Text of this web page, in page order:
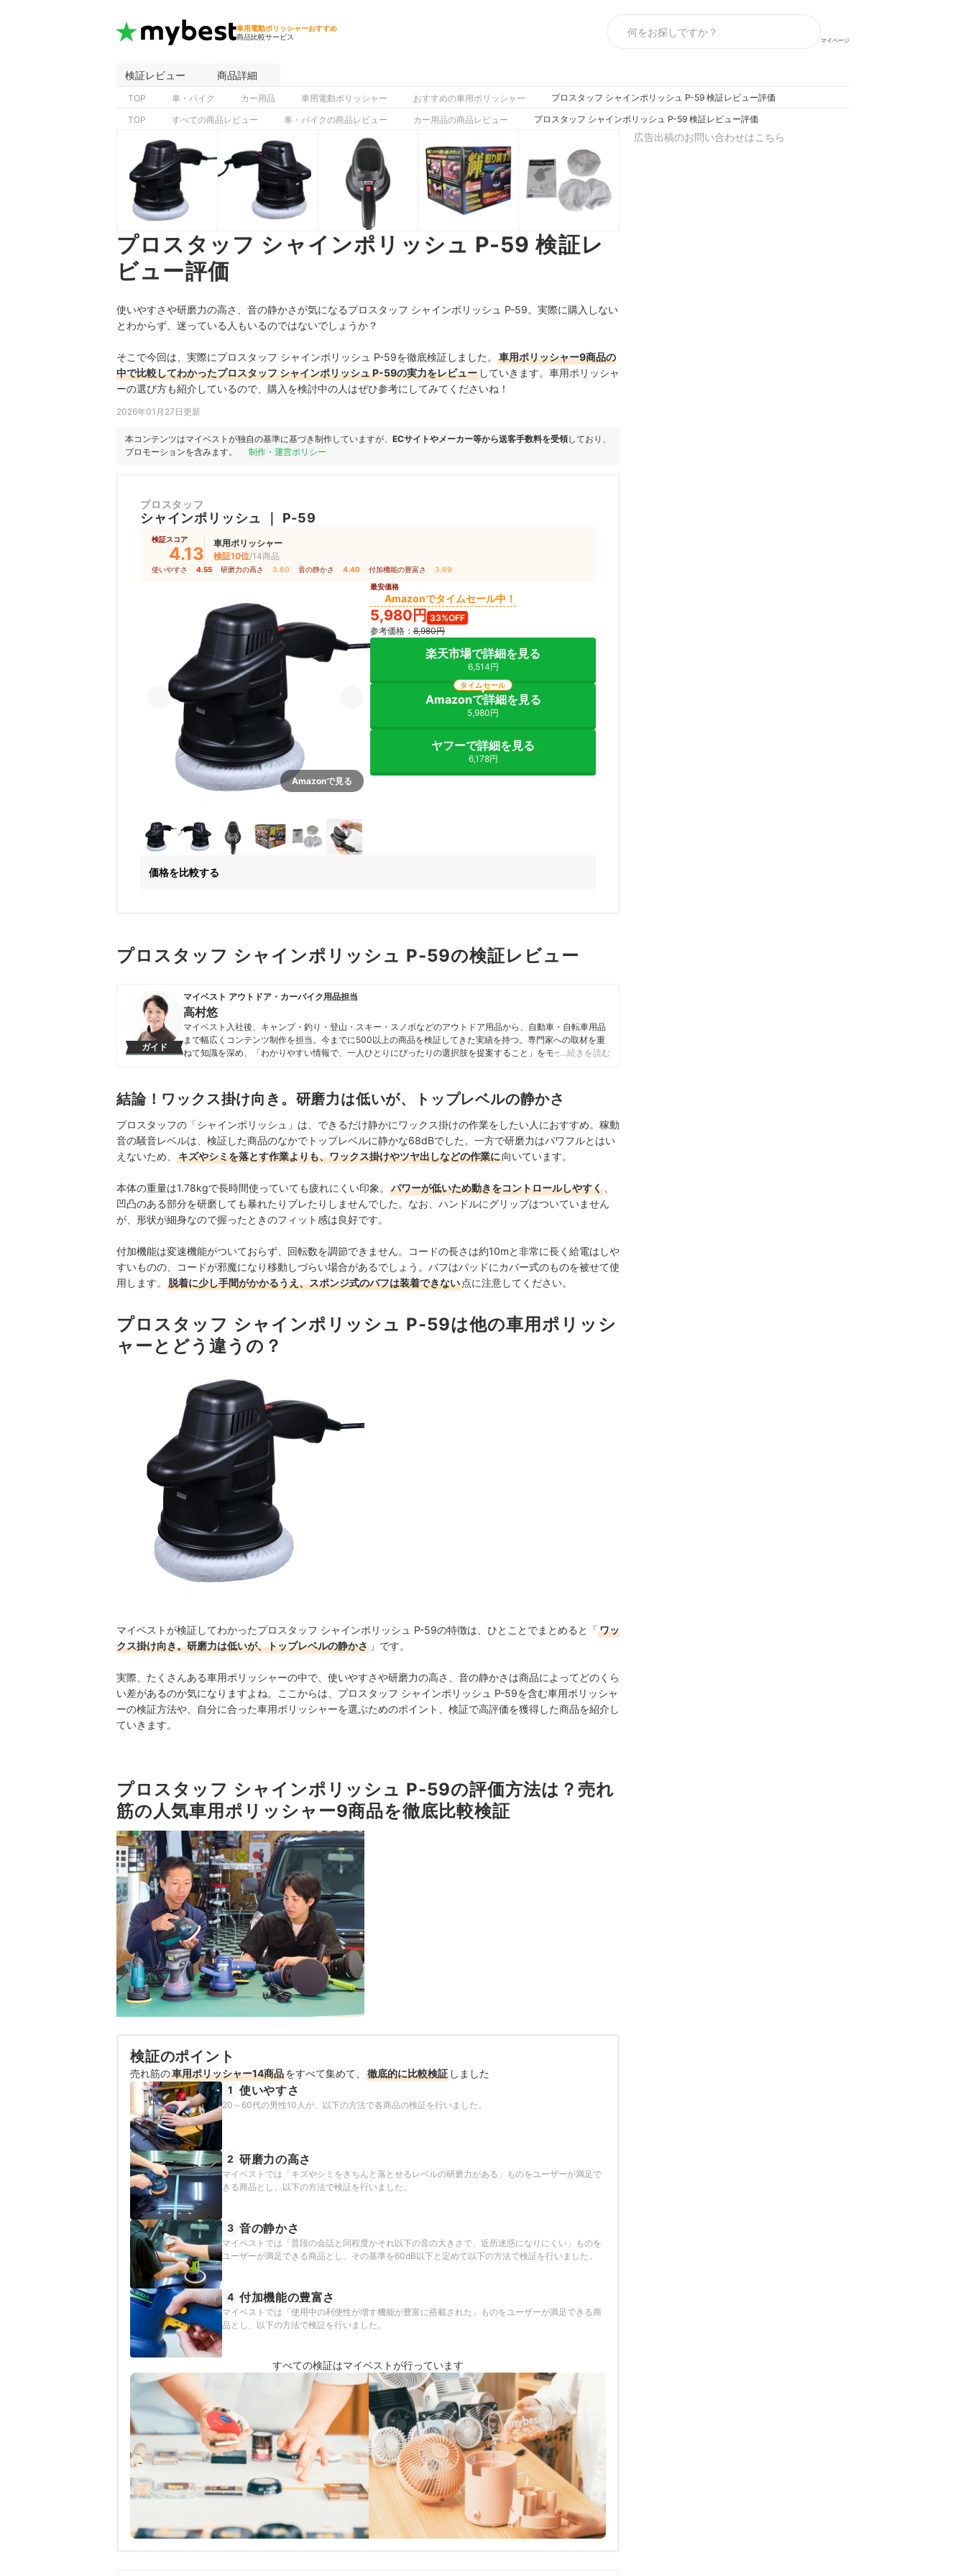
車用電動ポリッシャーおすすめ
商品比較サービス
マイページ
検証レビュー 商品詳細
TOP 車・バイク カー用品 車用電動ポリッシャー おすすめの車用ポリッシャー プロスタッフ シャインポリッシュ P-59 検証レビュー評価
TOP すべての商品レビュー 車・バイクの商品レビュー カー用品の商品レビュー プロスタッフ シャインポリッシュ P-59 検証レビュー評価
プロスタッフ シャインポリッシュ P-59 検証レ
ビュー評価
使いやすさや研磨力の高さ、音の静かさが気になるプロスタッフ シャインポリッシュ P-59。実際に購入しない
とわからず、迷っている人もいるのではないでしょうか？
そこで今回は、実際にプロスタッフ シャインポリッシュ P-59を徹底検証しました。
車用ポリッシャー9商品の
中で比較してわかったプロスタッフ シャインポリッシュ P-59の実力をレビュー していきます。車用ポリッシャ
ーの選び方も紹介しているので、購入を検討中の人はぜひ参考にしてみてくださいね！
2026年01月27日更新
本コンテンツはマイベストが独自の基準に基づき制作していますが、 ECサイトやメーカー等から送客手数料を受領しており、
プロモーションを含みます。
制作・運営ポリシー
プロスタッフ
シャインポリッシュ P-59
検証スコア
4.13
車用ポリッシャー
検証10位/14商品
使いやすさ 4.55 研磨力の高さ 3.60 音の静かさ 4.40 付加機能の豊富さ 3.69
Amazonで見る
最安価格
Amazonでタイムセール中！
5,980円 33%OFF
参考価格： 8,980円
楽天市場で詳細を見る
6,514円
Amazonで詳細を見る
5,980円
タイムセール
ヤフーで詳細を見る
6,178円
価格を比較する
プロスタッフ シャインポリッシュ P-59の検証レビュー
ガイド
マイベスト アウトドア・カーバイク用品担当
高村悠
マイベスト入社後、キャンプ・釣り・登山・スキー・スノボなどのアウトドア用品から、自動車・自転車用品
まで幅広くコンテンツ制作を担当。今までに500以上の商品を検証してきた実績を持つ。専門家への取材を重
ねて知識を深め、「わかりやすい情報で、一人ひとりにぴったりの選択肢を提案すること」をモットーに、コ
…続きを読む
結論！ワックス掛け向き。研磨力は低いが、トップレベルの静かさ
プロスタッフの「シャインポリッシュ」は、できるだけ静かにワックス掛けの作業をしたい人におすすめ。稼動
音の騒音レベルは、検証した商品のなかでトップレベルに静かな68dBでした。一方で研磨力はパワフルとはい
えないため、
キズやシミを落とす作業よりも、ワックス掛けやツヤ出しなどの作業に向いています。
本体の重量は1.78kgで長時間使っていても疲れにくい印象。 パワーが低いため動きをコントロールしやすく
凹凸のある部分を研磨しても暴れたりブレたりしませんでした。なお、ハンドルにグリップはついていません
が、形状が細身なので握ったときのフィット感は良好です。
付加機能は変速機能がついておらず、回転数を調節できません。コードの長さは約10mと非常に長く給電はしや
すいものの、コードが邪魔になり移動しづらい場合があるでしょう。バフはパッドにカバー式のものを被せて使
用します。
脱着に少し手間がかかるうえ、スポンジ式のバフは装着できない 点に注意してください。
プロスタッフ シャインポリッシュ P-59は他の車用ポリッシ
ャーとどう違うの？
マイベストが検証してわかったプロスタッフ シャインポリッシュ P-59の特徴は、ひとことでまとめると「ワッ
クス掛け向き。研磨力は低いが、トップレベルの静かさ 」です。
実際、たくさんある車用ポリッシャーの中で、使いやすさや研磨力の高さ、音の静かさは商品によってどのくら
い差があるのか気になりますよね。ここからは、プロスタッフ シャインポリッシュ P-59を含む車用ポリッシャ
ーの検証方法や、自分に合った車用ポリッシャーを選ぶためのポイント、検証で高評価を獲得した商品を紹介し
ていきます。
プロスタッフ シャインポリッシュ P-59の評価方法は？売れ
筋の人気車用ポリッシャー9商品を徹底比較検証
検証のポイント
売れ筋の車用ポリッシャー14商品をすべて集めて、 徹底的に比較検証 しました
1 使いやすさ
20～60代の男性10人が、以下の方法で各商品の検証を行いました。
2 研磨力の高さ
マイベストでは「キズやシミをきちんと落とせるレベルの研磨力がある」ものをユーザーが満足で
きる商品とし、以下の方法で検証を行いました。
3 音の静かさ
マイベストでは「普段の会話と同程度かそれ以下の音の大きさで、近所迷惑になりにくい」ものを
ユーザーが満足できる商品とし、その基準を60dB以下と定めて以下の方法で検証を行いました。
4 付加機能の豊富さ
マイベストでは「使用中の利便性が増す機能が豊富に搭載された」ものをユーザーが満足できる商
品とし、以下の方法で検証を行いました。
すべての検証はマイベストが行っています
広告出稿のお問い合わせはこちら